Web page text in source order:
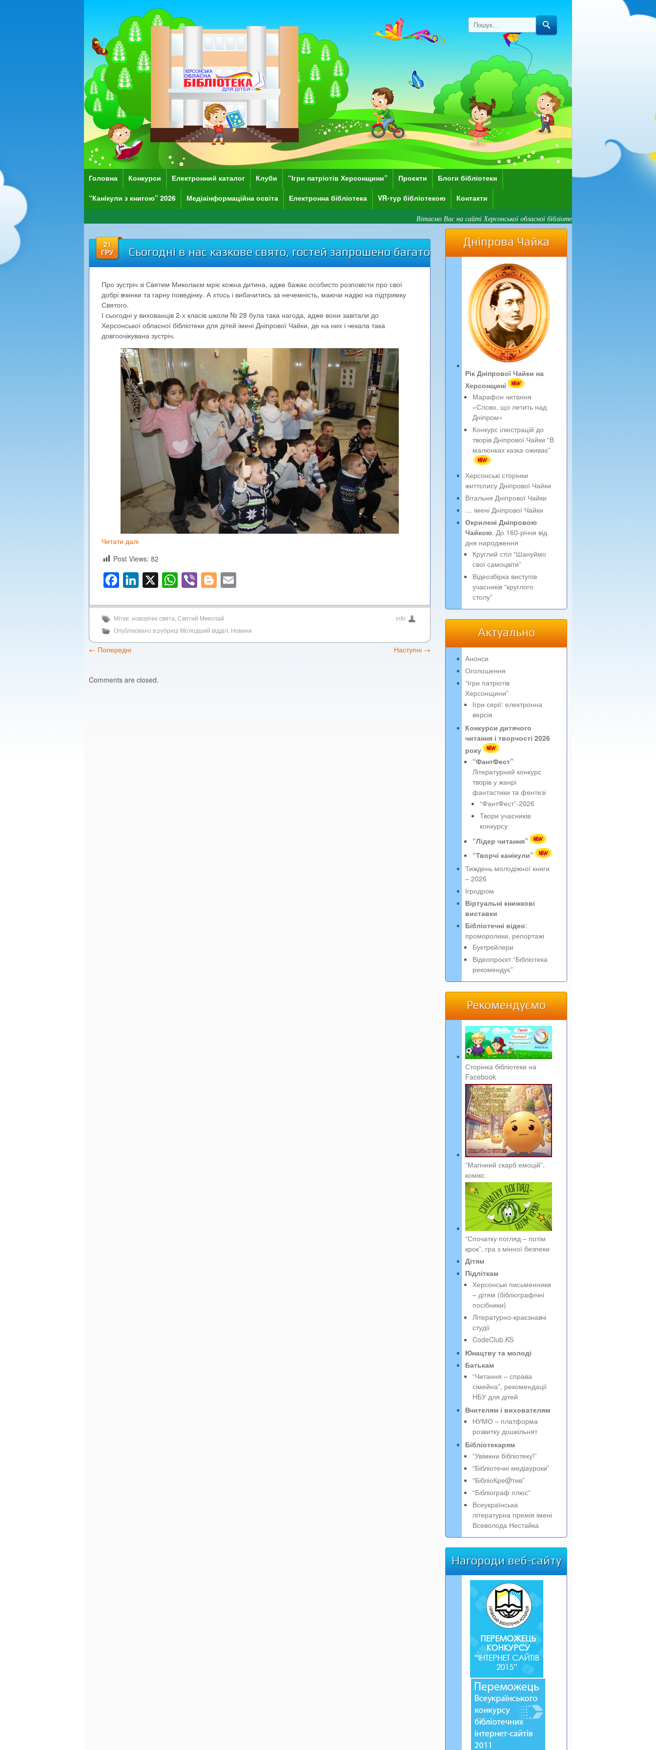
Головна Конкурси Електронний каталог Клуби “Ігри патріотів Херсонщини” Проєкти Блоги бібліотеки
“Канікули з книгою” 2026 Медіаінформаційна освіта Електронна бібліотека VR-тур бібліотекою Контакти
Вітаємо Вас на сайті Херсонської обласної бібліотеки для дітей імені Дніпрової Чайки!
21
ГРУ
Сьогодні в нас казкове свято, гостей запрошено багато
Про зустріч зі Святим Миколаєм мріє кожна дитина, адже бажає особисто розповісти про свої
добрі вчинки та гарну поведінку. А хтось і вибачитись за нечемність, маючи надію на підтримку
Святого.
І сьогодні у вихованців 2-х класів школи № 28 була така нагода, адже вони завітали до
Херсонської обласної бібліотеки для дітей імені Дніпрової Чайки, де на них і чекала така
довгоочікувана зустріч.
Читати далі
Post Views: 82
Facebook
LinkedIn
X WhatsApp
ViberBlogger
Мітки: новорічні свята, Святий Миколай
Опубліковано в рубриці Молодший відділ, Новини
info
← Попередні Наступні →
Comments are closed.
Дніпрова Чайка
Рік Дніпрової Чайки на
Херсонщині
Марафон читання
«Слово, що летить над
Дніпром»
Конкурс ілюстрацій до
творів Дніпрової Чайки “В
малюнках казка оживає”
Херсонські сторінки
життєпису Дніпрової Чайки
Вітальня Дніпрової Чайки
… імені Дніпрової Чайки
Окрилені Дніпровою
Чайкою. До 160-річчя від
дня народження
Круглий стіл “Шануймо
свої самоцвіти”
Відеозбірка виступів
учасників “круглого
столу”
Актуально
Анонси
Оголошення
“Ігри патріотів
Херсонщини”
Ігри серії: електронна
версія
Конкурси дитячого
читання і творчості 2026
року
“ФантФест”
Літературний конкурс
творів у жанрі
фантастики та фентезі
“ФантФест”-2026
Твори учасників
конкурсу
“Лідер читання”
“Творчі канікули”
Тиждень молодіжної книги
– 2026
Ігродром
Віртуальні книжкові
виставки
Бібліотечні відео:
проморолики, репортажі
Буктрейлери
Відеопроєкт “Бібліотека
рекомендує”
Рекомендуємо
Сторінка бібліотеки на
Facebook
“Магічний скарб емоцій”,
комікс
“Спочатку погляд – потім
крок”, гра з мінної безпеки
Дітям
Підліткам
Херсонські письменники
– дітям (бібліографічні
посібники)
Літературно-краєзнавчі
студії
CodeClub.KS
Юнацтву та молоді
Батькам
“Читання – справа
сімейна”, рекомендації
НБУ для дітей
Вчителям і вихователям
НУМО – платформа
розвитку дошкільнят
Бібліотекарям
“Увімкни бібліотеку!”
“Бібліотечні медіауроки”
“БібліоКре@тив”
“Бібліограф плюс”
Всеукраїнська
літературна премія імені
Всеволода Нестайка
Нагороди веб-сайту